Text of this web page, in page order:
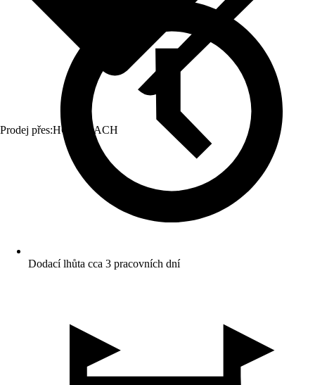
Prodej přes:HORNBACH
Dodací lhůta cca 3 pracovních dní